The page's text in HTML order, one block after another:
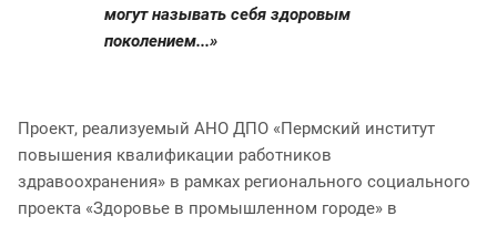
могут называть себя здоровым
поколением...»
Проект, реализуемый АНО ДПО «Пермский институт
повышения квалификации работников
здравоохранения» в рамках регионального социального
проекта «Здоровье в промышленном городе» в